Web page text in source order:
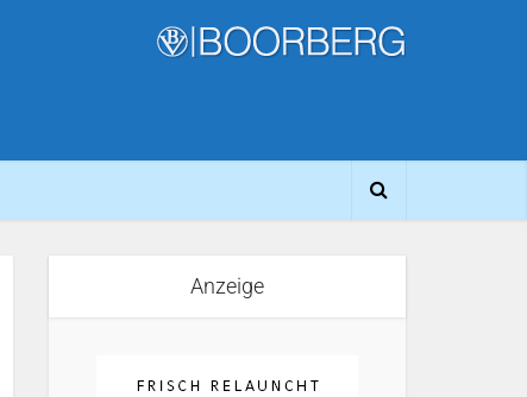
Anzeige